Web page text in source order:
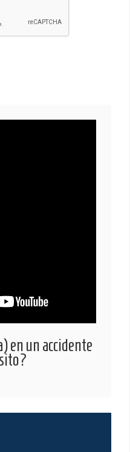
en un accidente